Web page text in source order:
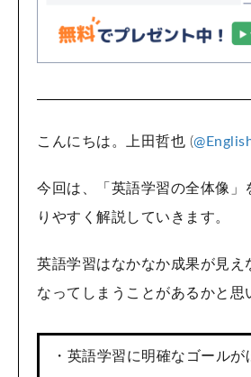
こんにちは。上田哲也 (
今回は、「英語学習の全体像」
りやすく解説していきます。
英語学習はなかなか成果が見え
なってしまうことがあるかと思
・英語学習に明確なゴールが